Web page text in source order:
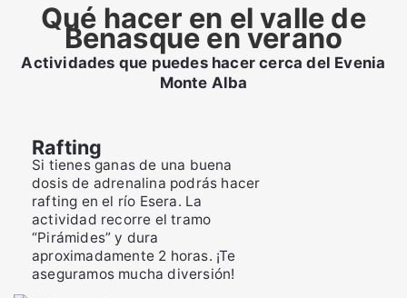
Qué hacer en el valle de
Benasque en verano
Actividades que puedes hacer cerca del Evenia
Monte Alba
Rafting
Si tienes ganas de una buena
dosis de adrenalina podrás hacer
rafting en el río Esera. La
actividad recorre el tramo
“Pirámides” y dura
aproximadamente 2 horas. ¡Te
aseguramos mucha diversión!